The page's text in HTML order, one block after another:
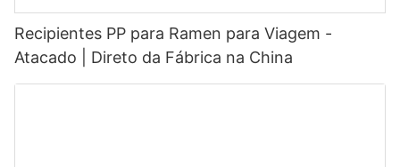
Recipientes PP para Ramen para Viagem -
Atacado | Direto da Fábrica na China